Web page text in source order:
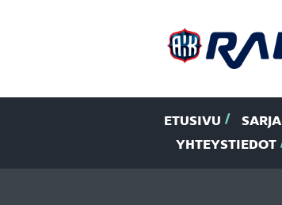
ETUSIVU SARJA
YHTEYSTIEDOT